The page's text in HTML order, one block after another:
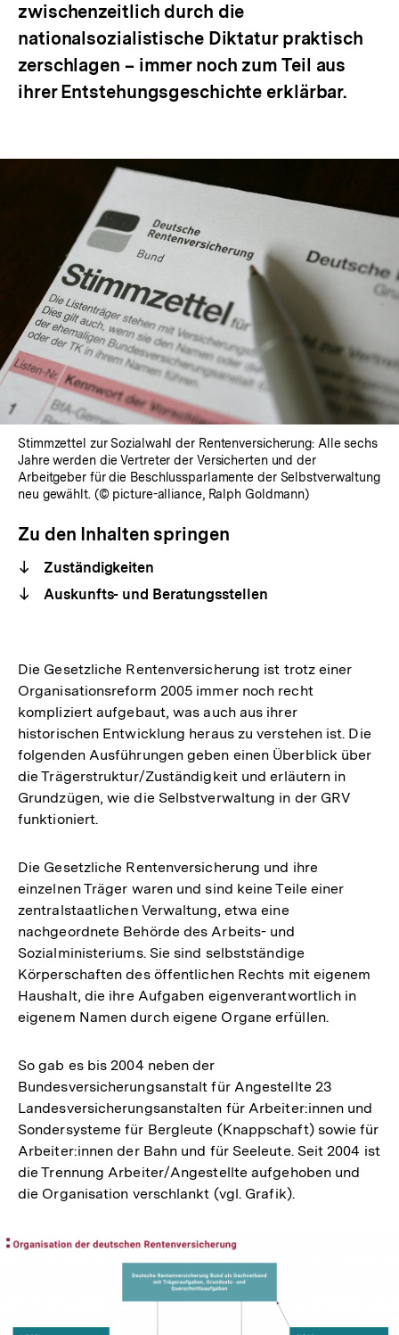
zwischenzeitlich durch die
nationalsozialistische Diktatur praktisch
zerschlagen – immer noch zum Teil aus
ihrer Entstehungsgeschichte erklärbar.
Stimmzettel zur Sozialwahl der Rentenversicherung: Alle sechs
Jahre werden die Vertreter der Versicherten und der
Arbeitgeber für die Beschlussparlamente der Selbstverwaltung
neu gewählt. (© picture-alliance, Ralph Goldmann)
Zu den Inhalten springen
Zuständigkeiten
Auskunfts- und Beratungsstellen
Die Gesetzliche Rentenversicherung ist trotz einer
Organisationsreform 2005 immer noch recht
kompliziert aufgebaut, was auch aus ihrer
historischen Entwicklung heraus zu verstehen ist. Die
folgenden Ausführungen geben einen Überblick über
die Trägerstruktur/Zuständigkeit und erläutern in
Grundzügen, wie die Selbstverwaltung in der GRV
funktioniert.
Die Gesetzliche Rentenversicherung und ihre
einzelnen Träger waren und sind keine Teile einer
zentralstaatlichen Verwaltung, etwa eine
nachgeordnete Behörde des Arbeits- und
Sozialministeriums. Sie sind selbstständige
Körperschaften des öffentlichen Rechts mit eigenem
Haushalt, die ihre Aufgaben eigenverantwortlich in
eigenem Namen durch eigene Organe erfüllen.
So gab es bis 2004 neben der
Bundesversicherungsanstalt für Angestellte 23
Landesversicherungsanstalten für Arbeiter:innen und
Sondersysteme für Bergleute (Knappschaft) sowie für
Arbeiter:innen der Bahn und für Seeleute. Seit 2004 ist
die Trennung Arbeiter/Angestellte aufgehoben und
die Organisation verschlankt (vgl. Grafik).